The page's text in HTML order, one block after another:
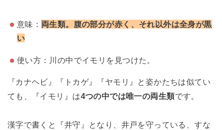
意味： 両生類。腹の部分が赤く、それ以外は全身が黒
い
使い方：川の中でイモリを見つけた。
『カナヘビ』『トカゲ』『ヤモリ』と姿かたちは似てい
ても、『イモリ』は4つの中では唯一の両生類です。
漢字で書くと『井守』となり、井戸を守っている、すな